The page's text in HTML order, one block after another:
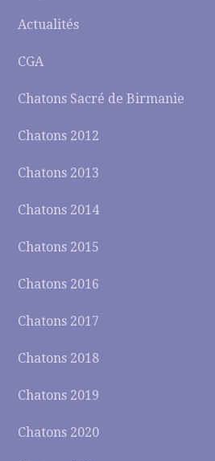
Actualités
CGA
Chatons Sacré de Birmanie
Chatons 2012
Chatons 2013
Chatons 2014
Chatons 2015
Chatons 2016
Chatons 2017
Chatons 2018
Chatons 2019
Chatons 2020